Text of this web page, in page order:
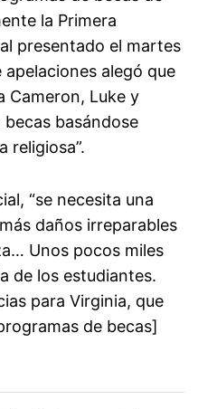
la Primera
presentado el martes
alegó que
Cameron, Luke y
basándose
religiosa”.
“se necesita una
daños irreparables
Unos pocos miles
de los estudiantes.
para Virginia, que
de becas]